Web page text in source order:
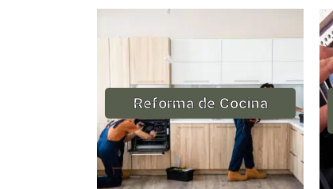
Reforma de Cocina